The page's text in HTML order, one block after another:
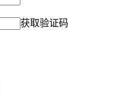
获取验证码